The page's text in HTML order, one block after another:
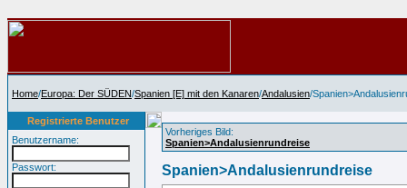
Home/Europa: Der SÜDEN/Spanien [E] mit den Kanaren/Andalusien/
Registrierte Benutzer
Benutzername:
Passwort:
Vorheriges Bild:
Spanien>Andalusienrundreise
Spanien>Andalusienrundreise